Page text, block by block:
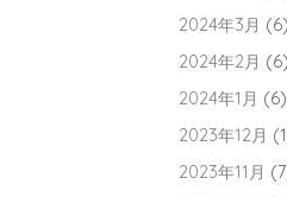
2024年3月 (6)
2024年2月 (6)
2024年1月 (6)
2023年12月
2023年11月